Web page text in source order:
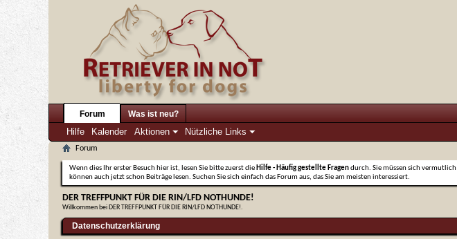
Forum
Hilfe Kalender Aktionen Nützliche Links
Was ist neu?
Forum
Wenn dies Ihr erster Besuch hier ist, lesen Sie bitte zuerst die Hilfe - Häufig gestellte Fragendurch. Sie müssen sich vermutlich
können auch jetzt schon Beiträge lesen. Suchen Sie sich einfach das Forum aus, das Sie am meisten interessiert.
DER TREFFPUNKT FÜR DIE RIN/LFD NOTHUNDE!
Willkommen bei DER TREFFPUNKT FÜR DIE RIN/LFD NOTHUNDE!.
Datenschutzerklärung